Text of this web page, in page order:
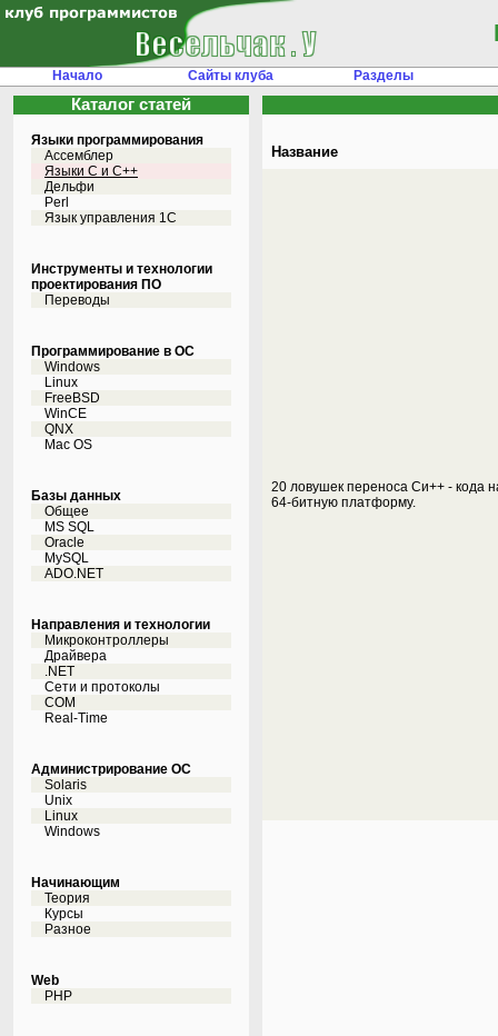
Начало Сайты клуба Разделы
Каталог статей
Языки программирования
Ассемблер
Языки С и C++
Дельфи
Perl
Язык управления 1С
Инструменты и технологии
проектирования ПО
Переводы
Программирование в ОС
Windows
Linux
FreeBSD
WinCE
QNX
Mac OS
Базы данных
Общее
MS SQL
Oracle
MySQL
ADO.NET
Направления и технологии
Микроконтроллеры
Драйвера
.NET
Сети и протоколы
COM
Real-Time
Администрирование ОС
Solaris
Unix
Linux
Windows
Начинающим
Теория
Курсы
Разное
Web
PHP
Название
20 ловушек переноса Си++ - кода
64-битную платформу.